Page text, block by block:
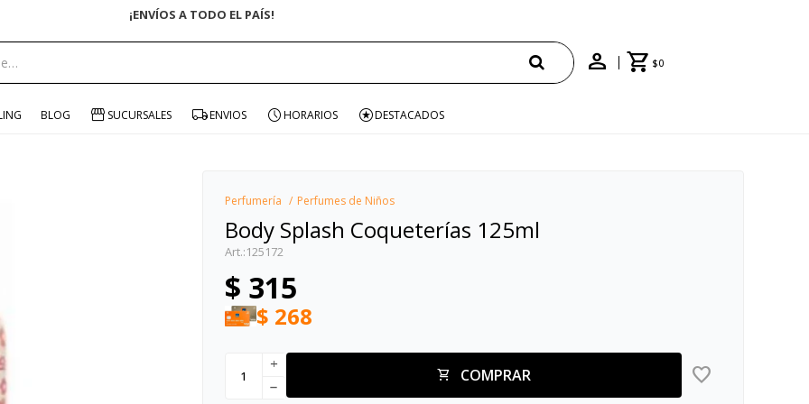
$0
BLOG SUCURSALES ENVIOS HORARIOS DESTACADOS
Perfumería Perfumes de Niños
Body Splash Coqueterías 125ml
125172
$ 315
$ 268
COMPRAR
add
remove